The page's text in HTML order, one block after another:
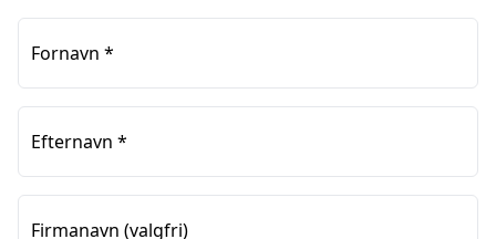
Fornavn *
Efternavn *
Firmanavn (valgfri)